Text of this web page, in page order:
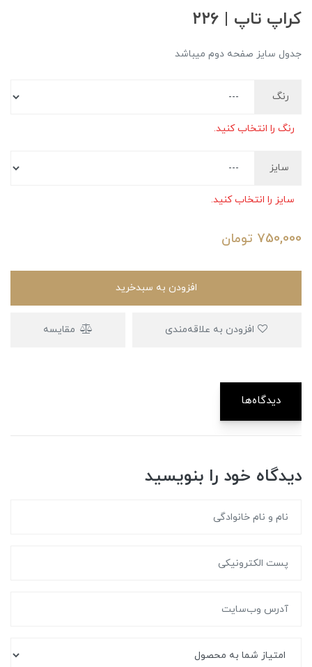
کراپ تاپ | ۲۲۶
جدول سایز صفحه دوم میباشد
رنگ
رنگ را انتخاب کنید.
سایز
سایز را انتخاب کنید.
750,000 تومان
افزودن به سبدخرید
مقایسه
دیدگاه‌ها
دیدگاه خود را بنویسید